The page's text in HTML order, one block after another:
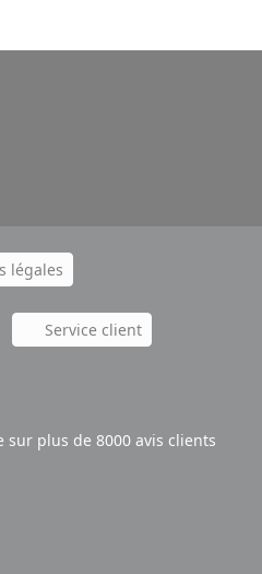
légales
Service client
sur plus de 8000 avis clients